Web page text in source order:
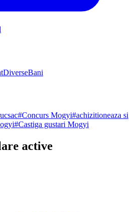
DiverseBani
#Concurs Mogyi#achizitioneaza si
#Castiga gustari Mogyi
active